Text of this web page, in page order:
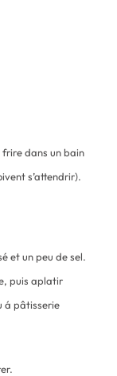
frire dans un bain
s’attendrir).
et un peu de sel.
puis aplatir
á pâtisserie